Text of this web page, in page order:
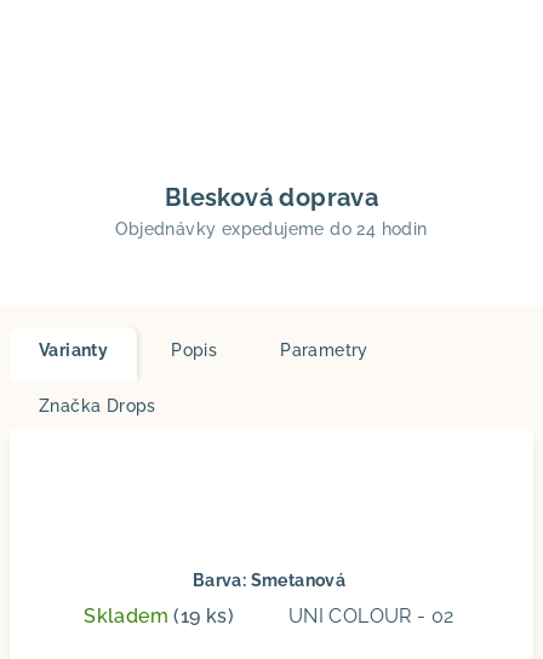
Blesková doprava
Objednávky expedujeme do 24 hodin
Varianty Popis Parametry
Značka Drops
Barva: Smetanová
Skladem(19 ks) UNI COLOUR - 02